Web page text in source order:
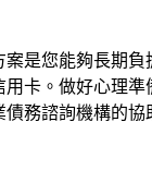
是您能夠長期
卡。做好心理準
務諮詢機構的協